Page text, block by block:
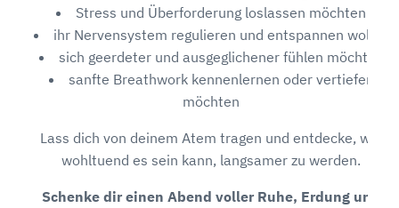
Stress und Überforderung loslassen möchten
ihr Nervensystem regulieren und entspannen wollen
sich geerdeter und ausgeglichener fühlen möchten
sanfte Breathwork kennenlernen oder vertiefen
möchten
Lass dich von deinem Atem tragen und entdecke, wie
wohltuend es sein kann, langsamer zu werden.
Schenke dir einen Abend voller Ruhe, Erdung und